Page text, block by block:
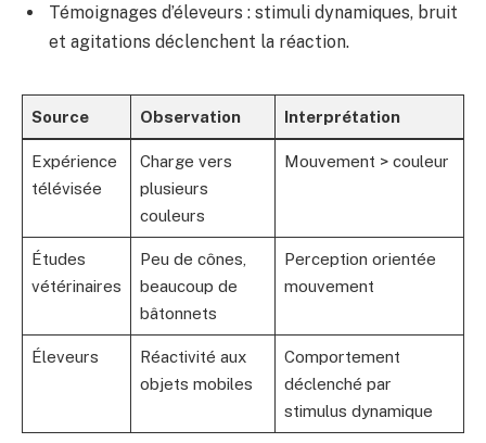
Témoignages d’éleveurs : stimuli dynamiques, bruit
et agitations déclenchent la réaction.
Source Observation Interprétation
Expérience
télévisée
Charge vers
plusieurs
couleurs
Mouvement > couleur
Études
vétérinaires
Peu de cônes,
beaucoup de
bâtonnets
Perception orientée
mouvement
Éleveurs
Réactivité aux
objets mobiles
Comportement
déclenché par
stimulus dynamique